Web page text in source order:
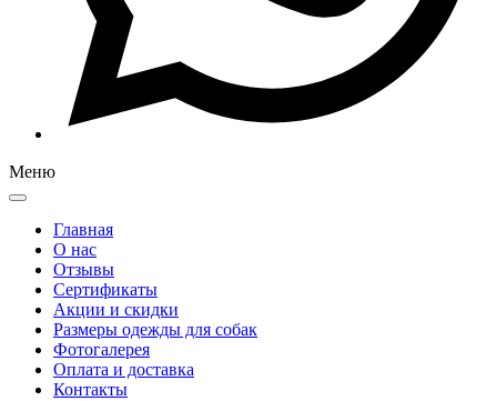
Меню
Главная
О нас
Отзывы
Сертификаты
Акции и скидки
Размеры одежды для собак
Фотогалерея
Оплата и доставка
Контакты